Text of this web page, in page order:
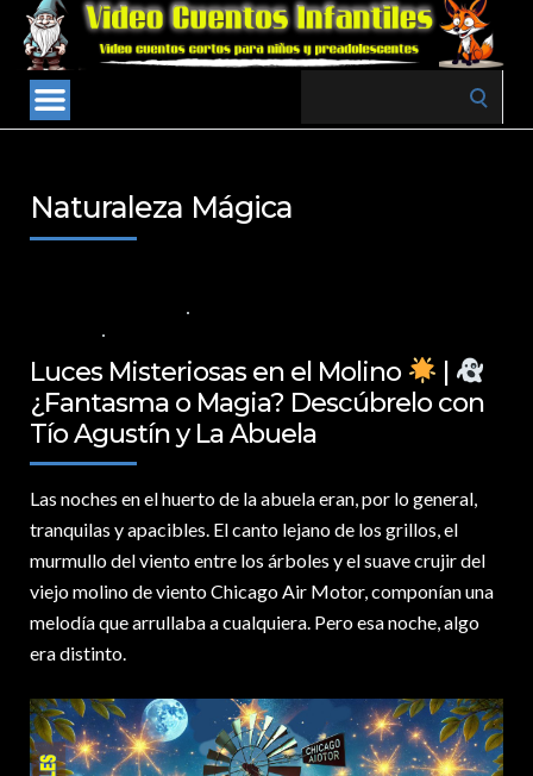
Naturaleza Mágica
Luces Misteriosas en el Molino
¿Fantasma o Magia? Descúbrelo con
Tío Agustín y La Abuela
Las noches en el huerto de la abuela eran,por lo general,
tranquilas y apacibles. El canto lejano de los grillos, el
murmullo del viento entre los árboles y el suave crujir del
viejo molino de viento Chicago Air Motor, componían una
melodía que arrullaba a cualquiera. Pero esa noche, algo
era distinto.